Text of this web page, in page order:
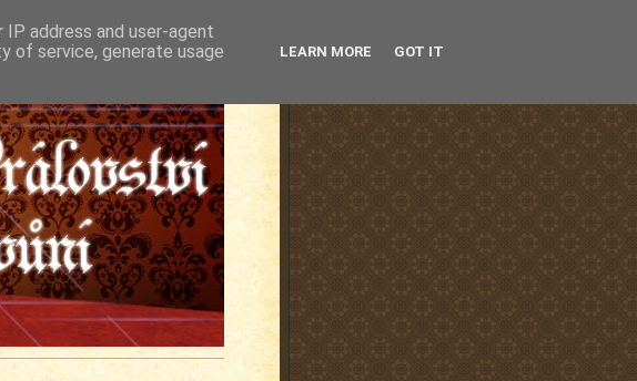
address and user-agent
of service, generate usage
LEARN MORE GOT IT